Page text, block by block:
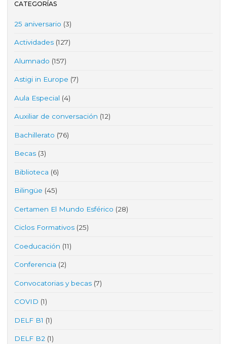
CATEGORÍAS
25 aniversario (3)
Actividades (127)
Alumnado (157)
Astigi in Europe (7)
Aula Especial (4)
Auxiliar de conversación (12)
Bachillerato (76)
Becas (3)
Biblioteca (6)
Bilingüe (45)
Certamen El Mundo Esférico (28)
Ciclos Formativos (25)
Coeducación (11)
Conferencia (2)
Convocatorias y becas (7)
COVID (1)
DELF B1 (1)
DELF B2 (1)